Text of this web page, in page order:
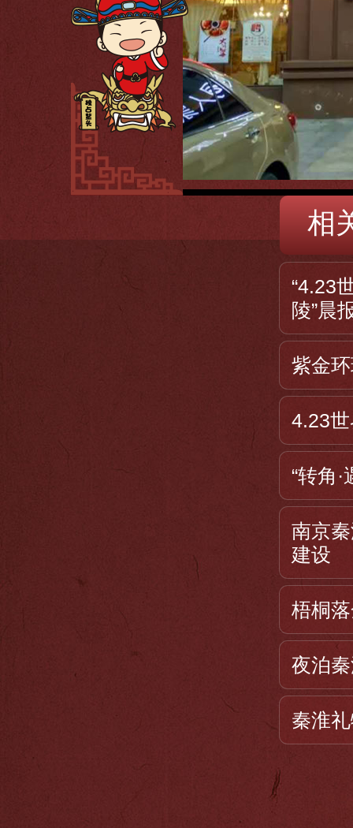
相
“4.23
陵”晨
紫金
4.23
“转角
南京
建设
梧桐
夜泊
秦淮